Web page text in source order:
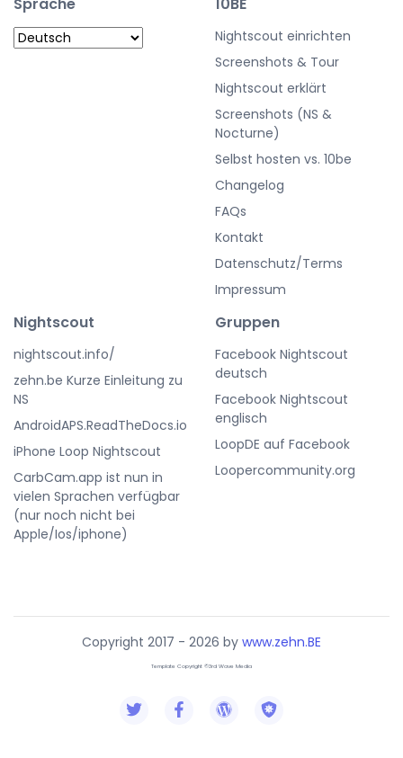
Nightscout einrichten
Screenshots & Tour
Nightscout erklärt
Screenshots (NS &
Nocturne)
Selbst hosten vs. 10be
Changelog
FAQs
Kontakt
Datenschutz/Terms
Impressum
Nightscout
nightscout.info/
zehn.be Kurze Einleitung zu
NS
AndroidAPS.ReadTheDocs.io
iPhone Loop Nightscout
CarbCam.app ist nun in
vielen Sprachen verfügbar
(nur noch nicht bei
Apple/Ios/iphone)
Gruppen
Facebook Nightscout
deutsch
Facebook Nightscout
englisch
LoopDE auf Facebook
Loopercommunity.org
Copyright 2017 - 2026 by www.zehn.BE
Template Copyright ©3rd Wave Media